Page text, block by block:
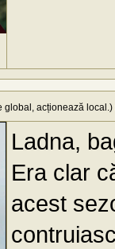
global, acționează local.)
Ladna,
Era clar
acest